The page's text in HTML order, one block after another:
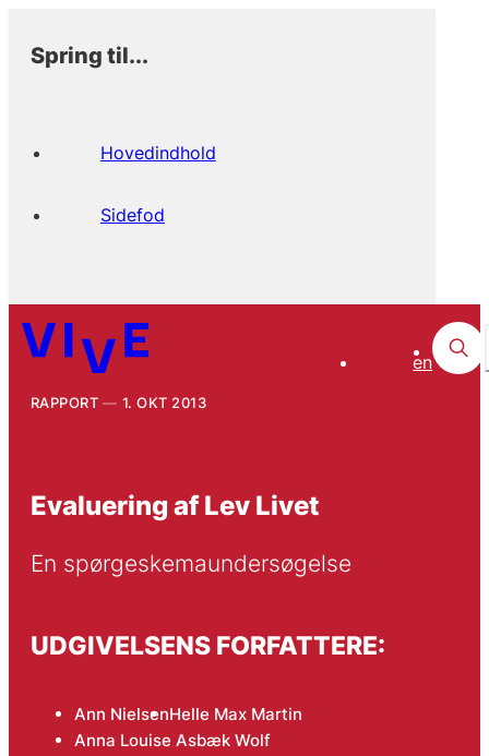
Spring til...
Hovedindhold
Sidefod
en
RAPPORT 1. OKT 2013
Evaluering af Lev Livet
En spørgeskemaundersøgelse
UDGIVELSENS FORFATTERE:
Ann NielsenHelle Max Martin
Anna Louise Asbæk Wolf